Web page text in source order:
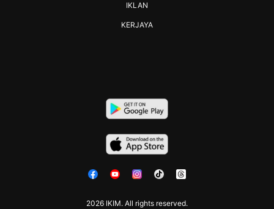
2026 IKIM. All rights reserved.
IKLAN
KERJAYA